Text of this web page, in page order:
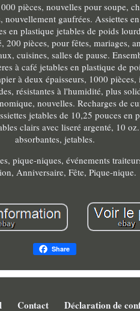
pièces, nouvelles pour soupe,
gaufrées. Assiettes
en plastique jetables de poids
pièces, pour fêtes, mariages,
cuisines, salles de pause.
à café jetables en plastique de
à deux épaisseurs, 1000
résistantes à l'humidité, plus
nouvelles. Recharges de
jetables de 10,25 pouces en
clairs avec liseré argenté, 10
absorbantes, jetables.
pique-niques, événements
Anniversaire, Fête, Pique-nique.
Share
Contact Déclaration de